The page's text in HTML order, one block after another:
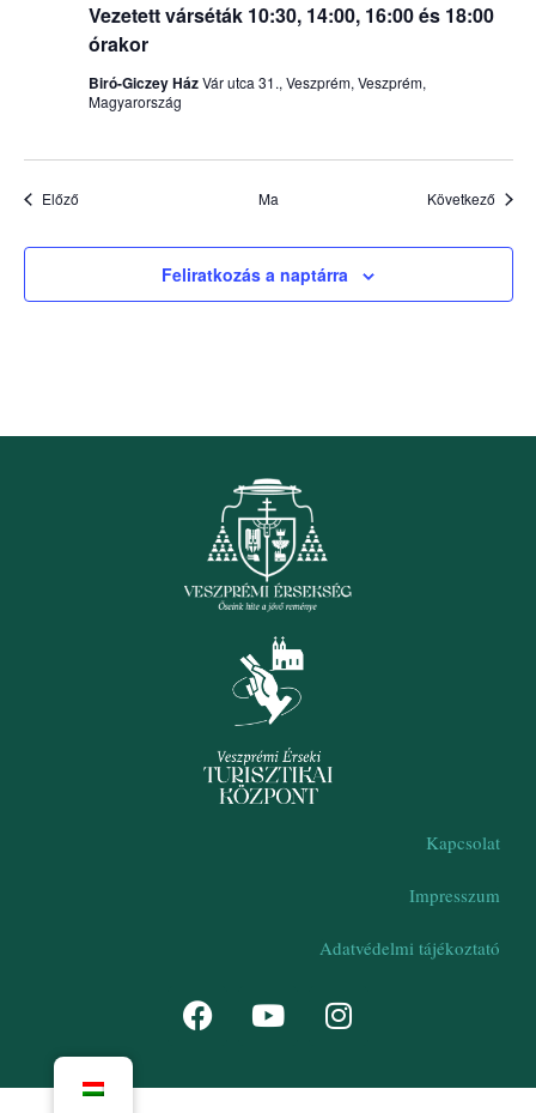
Vezetett várséták 10:30, 14:00, 16:00 és 18:00
órakor
Biró-Giczey HázVár utca 31., Veszprém, Veszprém,
Magyarország
ElőzőEsemények Ma Következő
Feliratkozás a naptárra
Kapcsolat
Impresszum
Adatvédelmi tájékoztató